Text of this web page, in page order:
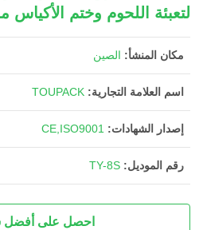
لتعبئة اللحوم وختم الأكياس
مكان المنشأ: الصين
اسم العلامة التجارية: TOUPACK
إصدار الشهادات: CE,ISO9001
رقم الموديل: TY-8S
احصل على أفضل